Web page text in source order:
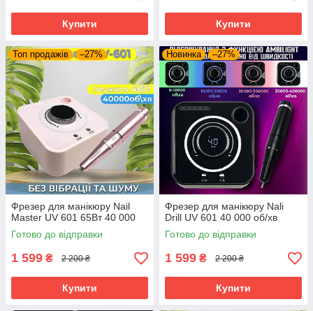
Купити Купити
Топ продажів –27%
Фрезер для манікюру Nail
Master UV 601 65Вт 40 000
Готово до відправки
1 599 ₴ 2 200 ₴
Купити
Новинка –27%
Фрезер для манікюру Nali
Drill UV 601 40 000 об/хв
Готово до відправки
1 599 ₴ 2 200 ₴
Купити